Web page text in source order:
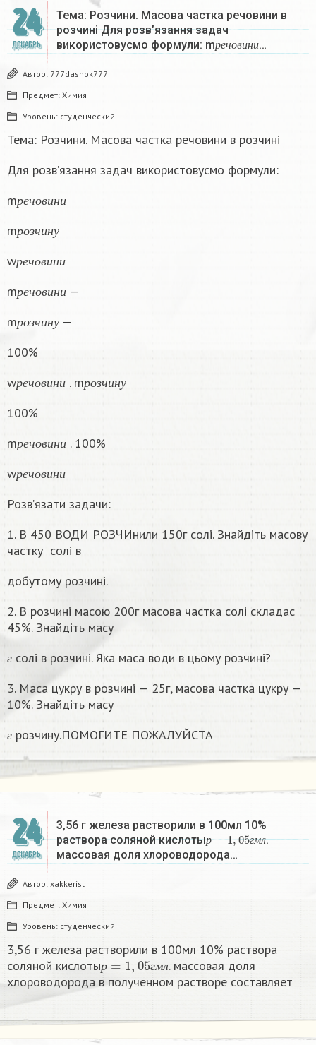
24
ДЕКАБРЬ
Тема: Розчини. Масова частка речовини в
розчині Для розв’язання задач
використовусмо формули: m р е ч о в и н и
р е …
Автор: 777dashok777
Предмет: Химия
Уровень: студенческий
Тема: Розчини. Масова частка речовини в розчині
Для розв’язання задач використовусмо формули:
m р е ч о в и н и
m р о з ч и н у
wр е ч о в и н и
m р е ч о в и н и
—
m р о з ч и н у
—
100%
wр е ч о в и н и . m р о з ч и н у
100%
m р е ч о в и н и
. 100%
wр е ч о в и н и
Розв’язати задачи:
1. В 450 ВОДИ РОЗЧИнили 150г солі. Знайдіть масову
частку солі в
добутому розчині.
2. В розчині масою 200г масова частка солі складас
45%. Знайдіть масу
г
солі в розчині. Яка маса води в цьому розчинi?
3. Маса цукру в розчині — 25г, масова частка цукру —
10%. Знайдіть масу
г розчину.ПОМОГИТЕ ПОЖАЛУЙСТА
24
ДЕКАБРЬ
3,56 г железа растворили в 100мл 10%
раствора соляной кислоты р гмл
р =1,05гмл
.
массовая доля хлороводорода…
Автор: xakkerist
Предмет: Химия
Уровень: студенческий
3,56 г железа растворили в 100мл 10% раствора
соляной кислоты р гмл
р=1,05гмл
. массовая доля
хлороводорода в полученном растворе составляет